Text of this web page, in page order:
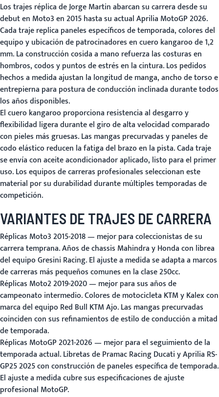
Los trajes réplica de Jorge Martin abarcan su carrera desde su
debut en Moto3 en 2015 hasta su actual Aprilia MotoGP 2026.
Cada traje replica paneles específicos de temporada, colores del
equipo y ubicación de patrocinadores en cuero kangaroo de 1,2
mm. La construcción cosida a mano refuerza las costuras en
hombros, codos y puntos de estrés en la cintura. Los pedidos
hechos a medida ajustan la longitud de manga, ancho de torso e
entrepierna para postura de conducción inclinada durante todos
los años disponibles.
El cuero kangaroo proporciona resistencia al desgarro y
flexibilidad ligera durante el giro de alta velocidad comparado
con pieles más gruesas. Las mangas precurvadas y paneles de
codo elástico reducen la fatiga del brazo en la pista. Cada traje
se envía con aceite acondicionador aplicado, listo para el primer
uso. Los equipos de carreras profesionales seleccionan este
material por su durabilidad durante múltiples temporadas de
competición.
VARIANTES DE TRAJES DE CARRERA
Réplicas Moto3 2015-2018— mejor para coleccionistas de su
carrera temprana. Años de chassis Mahindra y Honda con librea
del equipo Gresini Racing. El ajuste a medida se adapta a marcos
de carreras más pequeños comunes en la clase 250cc.
Réplicas Moto2 2019-2020— mejor para sus años de
campeonato intermedio. Colores de motocicleta KTM y Kalex con
marca del equipo Red Bull KTM Ajo. Las mangas precurvadas
coinciden con sus refinamientos de estilo de conducción a mitad
de temporada.
Réplicas MotoGP 2021-2026— mejor para el seguimiento de la
temporada actual. Libretas de Pramac Racing Ducati y Aprilia RS-
GP25 2025 con construcción de paneles específica de temporada.
El ajuste a medida cubre sus especificaciones de ajuste
profesional MotoGP.